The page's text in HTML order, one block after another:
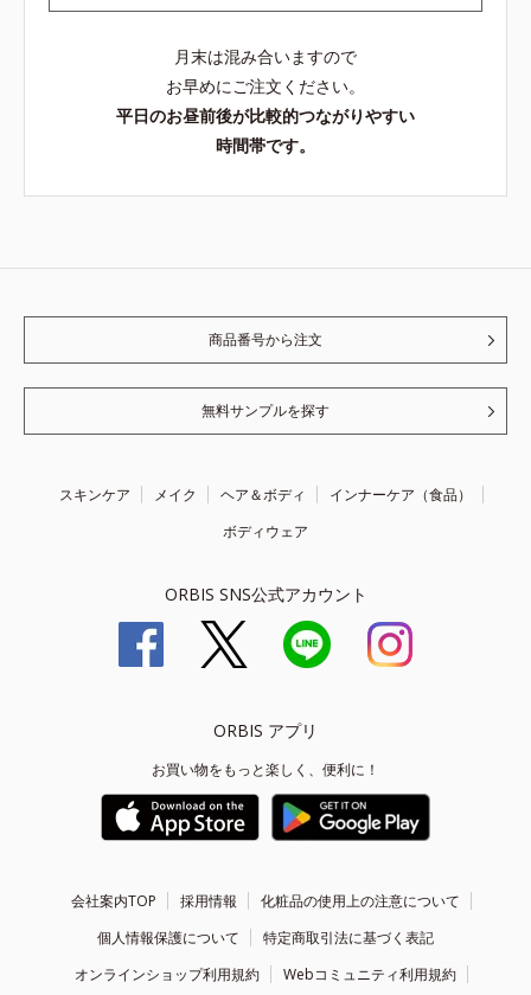
月末は混み合いますので
お早めにご注文ください。
平日のお昼前後が比較的つながりやすい
時間帯です。
商品番号から注文
無料サンプルを探す
スキンケア メイク ヘア＆ボディ
インナーケア（食品）
ボディウェア
ORBIS SNS公式アカウント
ORBIS アプリ
お買い物をもっと楽しく、便利に！
会社案内TOP 採用情報
化粧品の使用上の注意について
個人情報保護について
特定商取引法に基づく表記
オンラインショップ利用規約
Webコミュニティ利用規約